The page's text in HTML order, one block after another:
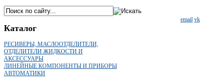
email vk
Каталог
РЕСИВЕРЫ, МАСЛООТДЕЛИТЕЛИ,
ОТДЕЛИТЕЛИ ЖИДКОСТИ И
АКСЕССУАРЫ
ЛИНЕЙНЫЕ КОМПОНЕНТЫ И ПРИБОРЫ
АВТОМАТИКИ